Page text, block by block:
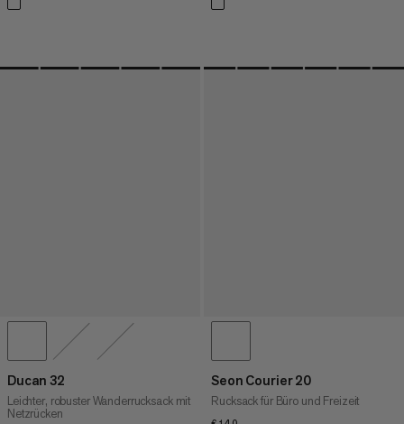
Ducan 32
Leichter, robuster Wanderrucksack mit
Netzrücken
Seon Courier 20
Rucksack für Büro und Freizeit